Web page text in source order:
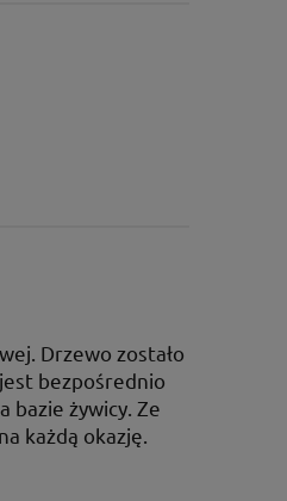
Drzewo zostało
bezpośrednio
bazie żywicy. Ze
każdą okazję.